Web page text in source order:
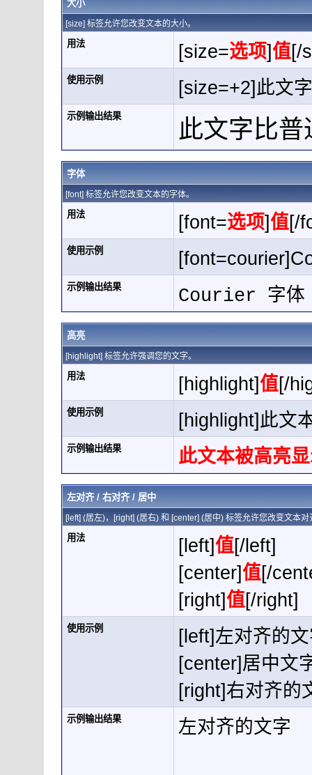
大小
[size] 标签允许您改变文本的大小。
用法 [size=选项]值[/
使用示例 [size=+2]此文
示例输出结果 此文字比
字体
[font] 标签允许您改变文本的字体。
用法 [font=选项]值[/
使用示例
示例输出结果 Courier 字体
高亮
[highlight] 标签允许强调您的文字。
用法 [highlight]值[/
使用示例 [highlight]此文
示例输出结果 此文本被高亮
左对齐 / 右对齐 / 居中
[left] (居左)，[right] (居右) 和 [center] (居中) 标签允许您改变文本对
用法 [left]值[/left]
[center]值[/
[right]值[/right]
使用示例
[left]左对齐的
[center]居中文
[right]右对齐的
示例输出结果 左对齐的文字